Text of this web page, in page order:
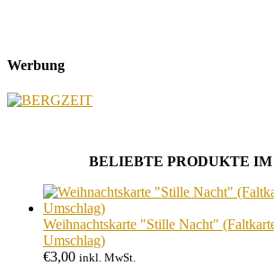
Werbung
BELIEBTE PRODUKTE IM
Weihnachtskarte "Stille Nacht"
Umschlag)
€3,00 inkl. MwSt.